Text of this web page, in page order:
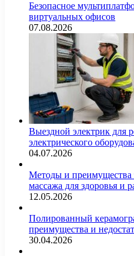
Безопасное
виртуальных офисов
07.08.2026
Выездной электрик для
электрического
04.07.2026
Методы и преимущества
массажа для здоровья и
12.05.2026
Полированный
преимущества и
30.04.2026